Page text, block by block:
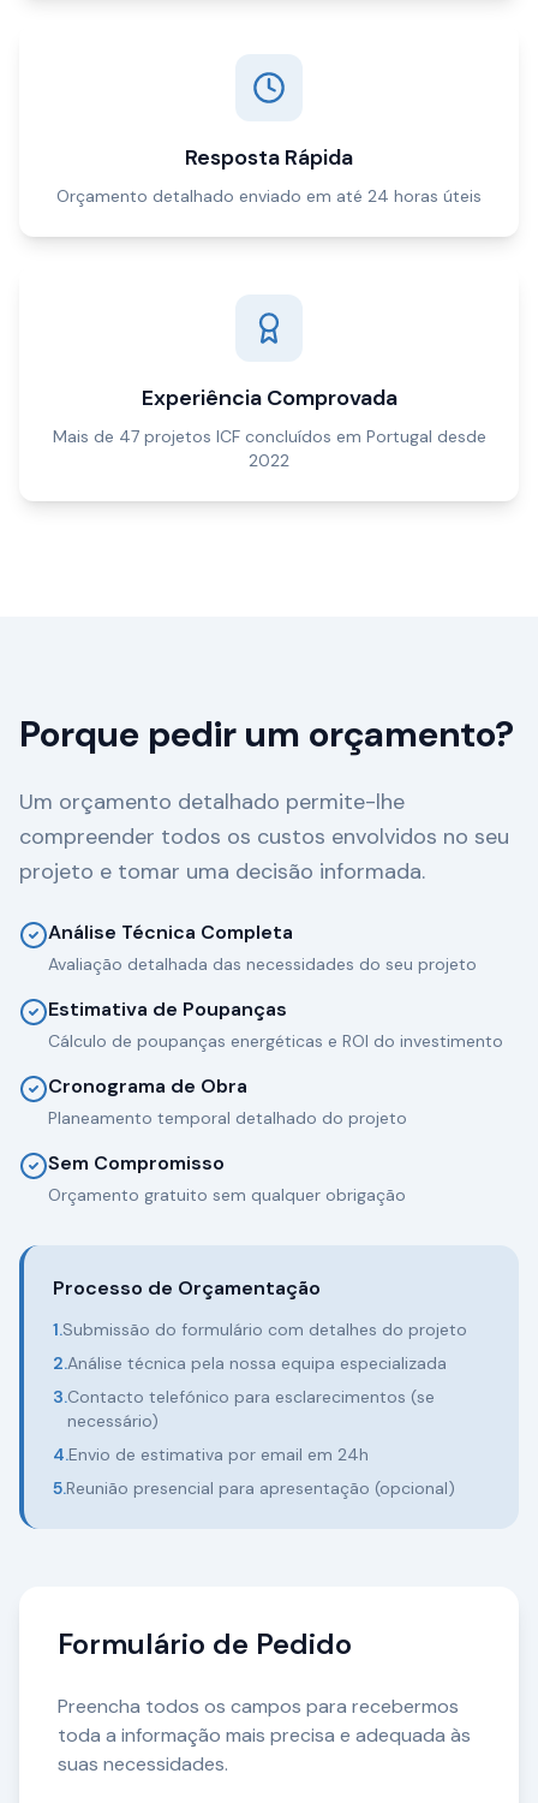
Resposta Rápida
Orçamento detalhado enviado em até 24 horas úteis
Experiência Comprovada
Mais de 47 projetos ICF concluídos em Portugal desde
2022
Porque pedir um orçamento?
Um orçamento detalhado permite-lhe
compreender todos os custos envolvidos no seu
projeto e tomar uma decisão informada.
Análise Técnica Completa
Avaliação detalhada das necessidades do seu projeto
Estimativa de Poupanças
Cálculo de poupanças energéticas e ROI do investimento
Cronograma de Obra
Planeamento temporal detalhado do projeto
Sem Compromisso
Orçamento gratuito sem qualquer obrigação
Processo de Orçamentação
1.Submissão do formulário com detalhes do projeto
2.Análise técnica pela nossa equipa especializada
3.Contacto telefónico para esclarecimentos (se
necessário)
4.Envio de estimativa por email em 24h
5.Reunião presencial para apresentação (opcional)
Formulário de Pedido
Preencha todos os campos para recebermos
toda a informação mais precisa e adequada às
suas necessidades.